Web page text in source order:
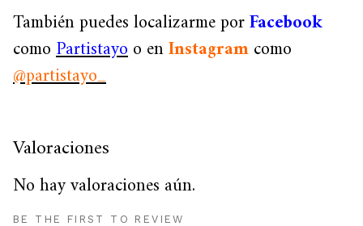
También puedes localizarme porFacebook
comoPartistayoo enInstagramcomo
@partistayo_
Valoraciones
No hay valoraciones aún.
BE THE FIRST TO REVIEW